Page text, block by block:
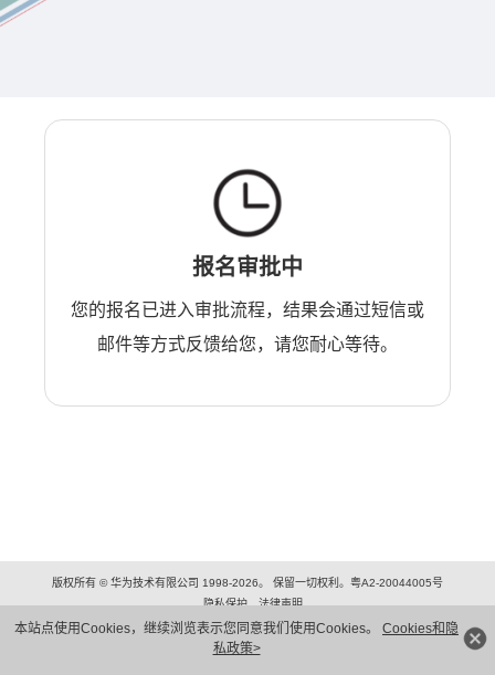
本站点使用Cookies，继续浏览表示您同意我们使用Cookies。 Cookies和隐
私政策>
报名审批中
您的报名已进入审批流程，结果会通过短信或
邮件等方式反馈给您，请您耐心等待。
版权所有 © 华为技术有限公司 1998-2026。 保留一切权利。粤A2-20044005号
隐私保护
法律声明